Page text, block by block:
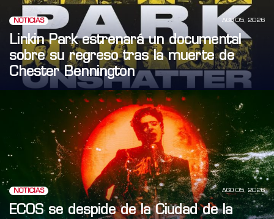
NOTICIAS AGO 05, 2026
Linkin Park estrenará un documental
sobre su regreso tras la muerte de
Chester Bennington
NOTICIAS AGO 05, 2026
ECOS se despide de la Ciudad de la